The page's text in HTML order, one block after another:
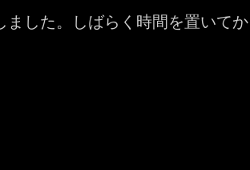
ました。しばらく時間を置いて